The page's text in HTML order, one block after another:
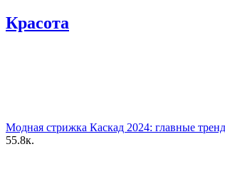
Красота
Модная стрижка Каскад 2024: главные
55.8к.